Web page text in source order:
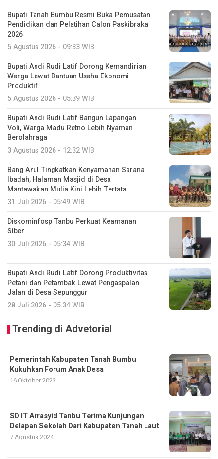
Bupati Tanah Bumbu Resmi Buka Pemusatan
Pendidikan dan Pelatihan Calon Paskibraka
2026
5 Agustus 2026 - 09:33 WIB
Bupati Andi Rudi Latif Dorong Kemandirian
Warga Lewat Bantuan Usaha Ekonomi
Produktif
5 Agustus 2026 - 05:39 WIB
Bupati Andi Rudi Latif Bangun Lapangan
Voli, Warga Madu Retno Lebih Nyaman
Berolahraga
3 Agustus 2026 - 12:32 WIB
Bang Arul Tingkatkan Kenyamanan Sarana
Ibadah, Halaman Masjid di Desa
Mantawakan Mulia Kini Lebih Tertata
31 Juli 2026 - 05:49 WIB
Diskominfosp Tanbu Perkuat Keamanan
Siber
30 Juli 2026 - 05:34 WIB
Bupati Andi Rudi Latif Dorong Produktivitas
Petani dan Petambak Lewat Pengaspalan
Jalan di Desa Sepunggur
28 Juli 2026 - 05:34 WIB
Trending di Advetorial
Pemerintah Kabupaten Tanah Bumbu
Kukuhkan Forum Anak Desa
16 Oktober 2023
SD IT Arrasyid Tanbu Terima Kunjungan
Delapan Sekolah Dari Kabupaten Tanah Laut
7 Agustus 2024